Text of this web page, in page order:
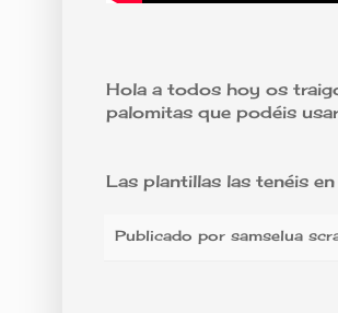
Hola a todos hoy os
palomitas que podéis
Las plantillas las tenéis
Publicado por samselua